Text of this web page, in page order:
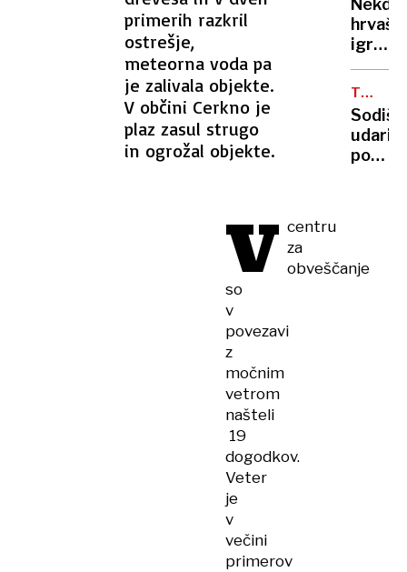
primerih razkril
ostrešje,
meteorna voda pa
je zalivala objekte.
V občini Cerkno je
plaz zasul strugo
in ogrožal objekte.
V centru
za
obveščanje
so
v
povezavi
z
močnim
vetrom
našteli
19
dogodkov.
Veter
je
v
večini
primerov
236
v
štirih
igralka
in
mamo
lasala,
grizla
in
glavo«
VELIKAN
udarilo
po
in